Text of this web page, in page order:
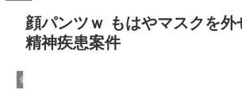
顔パンツｗ もはやマスクを外
精神疾患案件
健康